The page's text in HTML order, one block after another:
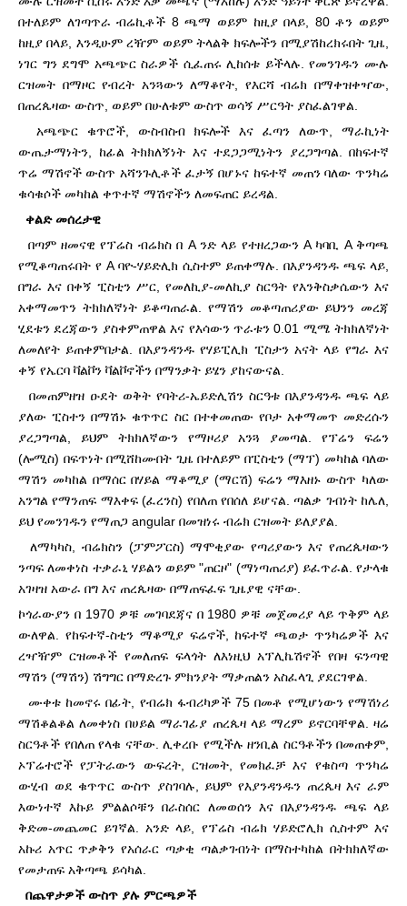
በተለይም ለገጣጥራ ብሬኪቶች 8 ጫማ ወይም ከዚያ በላይ, 80 ቶን ወይም
ከዚያ በላይ, እንዲሁም ረዥም ወይም ትላልቅ ክፍሎችን በሚያሽከረክሩበት ጊዜ,
ነገር ግን ደግሞ አጫጭር ስራዎች ሲፈጠሩ ሊከሰቱ ይችላሉ. የመንገዱን ሙሉ
ርዝመት በማዞር የብረት አንጓውን ለማቆየት, የእርሻ ብሬክ በማቀዝቀዣው,
በጠረጴዛው ውስጥ, ወይም በሁለቱም ውስጥ ወሳኝ ሥርዓት ያስፈልገዋል.
አጫጭር ቁጥሮች, ውስብስብ ክፍሎች እና ፈጣን ለውጥ, ማራኪነት
ውጤታማነትን, ከፊል ትክክለኝነት እና ተደጋጋሚነትን ያረጋግጣል. በከፍተኛ
ጥሬ ማሽኖች ውስጥ አሻንጉሊቶች ፈታኝ በሆኑና ከፍተኛ መጠን ባለው ጥንካሬ
ቁሳቁሶች መካከል ቀጥተኛ ማሽኖችን ለመፍጠር ይረዳል.
ቀልድ መሰረታዊ
በጣም ዘመናዊ የፕሬስ ብሬክስ በ A ንድ ላይ የተዘረጋውን A ካባቢ A ቅጣጫ
የሚቆጣጠሩበት የ A ባዮ-ሃይድሊክ ሲስተም ይጠቀማሉ. በእያንዳንዱ ጫፍ ላይ,
በግራ እና በቀኝ ፒስቲን ሥር, የመለኪያ-መለኪያ ስርዓት የእንቅስቃሴውን እና
አቀማመጥን ትክክለኛነት ይቆጣጠራል. የማሽን መቆጣጠሪያው ይህንን መረጃ
ሂደቱን ደረጃውን ያስቀምጠዋል እና የእሳውን ጥራቱን 0.01 ሚሜ ትክክለኛነት
ለመለየት ይጠቀምበታል. በእያንዳንዱ የሃይፒሊክ ፒስታን አናት ላይ የግራ እና
ቀኝ የኤርባ ቫልቮን ቫልቮኖችን በማንቃት ይሄን ያከናውናል.
በመጠምዘዝ ዑደት ወቅት የባትሪ-ኤይድሊሽን ስርዓቱ በእያንዳንዱ ጫፍ ላይ
ያለው ፒስተን በማሽኑ ቁጥጥር ስር በተቀመጠው የቦታ አቀማመጥ መድረሱን
ያረጋግጣል, ይህም ትክክለኛውን የማዞሪያ አንጓ ያመጣል. የፕሬን ፍሬን
(ሎሚስ) በፍጥነት በሚሸከሙበት ጊዜ በተለይም በፒስቲን (ማፕ) መካከል ባለው
ማሽን መካከል በማሰር በሃይል ማቆሚያ (ማርሽ) ፍሬን ማእዘኑ ውስጥ ካለው
አንግል የማንጠፍ ማእቀፍ (ፈረንስ) የበለጠ የበሰለ ይሆናል. ጣልቃ ገብነት ከሌለ,
ይህ የመንገዱን የማጠጋ angular በመዝነሩ ብሬክ ርዝመት ይለያያል.
ለማካካስ, ብሬክስን (ፓምፖርስ) ማሞቂያው የጣሪያውን እና የጠረጴዛውን
ንጣፍ ለመቀነስ ተቃራኒ ሃይልን ወይም "ጠርዞ" (ማነጣጠሪያ) ይፈጥራል. የታላቁ
አገዛዝ አውራ በግ እና ጠረጴዛው በማጠፍፈፍ ጊዜያዊ ናቸው.
ኮጎራውያን በ 1970 ዎቹ መገባደጃና በ 1980 ዎቹ መጀመሪያ ላይ ጥቅም ላይ
ውለዋል. የከፍተኛ-ስቲን ማቆሚያ ፍሬኖች, ከፍተኛ ጫወታ ጥንካሬዎች እና
ረዣዥም ርዝመቶች የመለጠፍ ፍላጎት ለእነዚህ አፕሊኬሽኖች የበዛ ፍንጣዊ
ማሽን (ማሽን) ሽግግር በማድረጉ ምክንያት ማቃጠልን አስፈላጊ ያደርገዋል.
ሙቀቱ ከመኖሩ በፊት, የብሬክ ፋብሪካዎች 75 በመቶ የሚሆነውን የማሽነሪ
ማሽቆልቆል ለመቀነስ በሀይል ማራገፊያ ጠረጴዛ ላይ ማረም ይኖርባቸዋል. ዛሬ
ስርዓቶች የበለጠ የላቁ ናቸው. ሊቀረቡ የሚችሉ ዘንቢል ስርዓቶችን በመጠቀም,
ኦፕሬተሮች የፓትራውን ውፍረት, ርዝመት, የመክፈቻ እና የቁስጣ ጥንካሬ
ውሂብ ወደ ቁጥጥር ውስጥ ያስገባሉ, ይህም የእያንዳንዱን ጠረጴዛ እና ራም
እውነተኛ እኩይ ምልልሶቹን በራስሰር ለመወሰን እና በእያንዳንዱ ጫፍ ላይ
ቅድመ-መጨመር ይገኛል. አንድ ላይ, የፕሬስ ብሬክ ሃይድሮሊክ ሲስተም እና
አኩሪ አጥር ጥቃቅን የአሰራር ጣቃቂ ጣልቃገብነት በማስተካከል በትክክለኛው
የመታጠፍ አቅጣጫ ይሳካል.
በጨዋታዎች ውስጥ ያሉ ምርጫዎች